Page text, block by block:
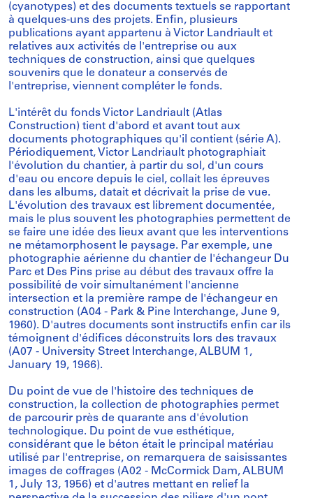
(cyanotypes) et des documents textuels se rapportant
à quelques-uns des projets. Enfin, plusieurs
publications ayant appartenu à Victor Landriault et
relatives aux activités de l'entreprise ou aux
techniques de construction, ainsi que quelques
souvenirs que le donateur a conservés de
l'entreprise, viennent compléter le fonds.
L'intérêt du fonds Victor Landriault (Atlas
Construction) tient d'abord et avant tout aux
documents photographiques qu'il contient (série A).
Périodiquement, Victor Landriault photographiait
l'évolution du chantier, à partir du sol, d'un cours
d'eau ou encore depuis le ciel, collait les épreuves
dans les albums, datait et décrivait la prise de vue.
L'évolution des travaux est librement documentée,
mais le plus souvent les photographies permettent de
se faire une idée des lieux avant que les interventions
ne métamorphosent le paysage. Par exemple, une
photographie aérienne du chantier de l'échangeur Du
Parc et Des Pins prise au début des travaux offre la
possibilité de voir simultanément l'ancienne
intersection et la première rampe de l'échangeur en
construction (A04 - Park & Pine Interchange, June 9,
1960). D'autres documents sont instructifs enfin car ils
témoignent d'édifices déconstruits lors des travaux
(A07 - University Street Interchange, ALBUM 1,
January 19, 1966).
Du point de vue de l'histoire des techniques de
construction, la collection de photographies permet
de parcourir près de quarante ans d'évolution
technologique. Du point de vue esthétique,
considérant que le béton était le principal matériau
utilisé par l'entreprise, on remarquera de saisissantes
images de coffrages (A02 - McCormick Dam, ALBUM
1, July 13, 1956) et d'autres mettant en relief la